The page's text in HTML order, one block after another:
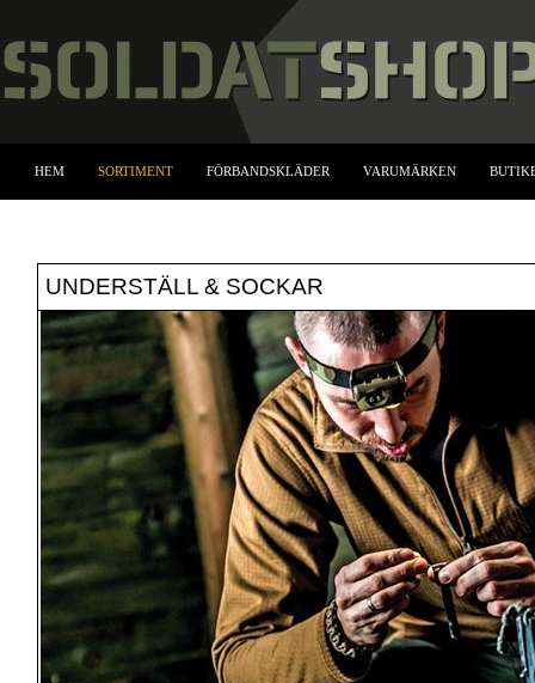
HEM SORTIMENT FÖRBANDSKLÄDER VARUMÄRKEN
UNDERSTÄLL & SOCKAR